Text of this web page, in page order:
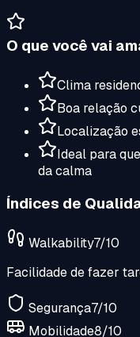
O que você vai
Clima
Boa relação
Localização
Ideal para
da calma
Índices de
Walkability7/10
Facilidade de fazer
Segurança7/10
Mobilidade8/10